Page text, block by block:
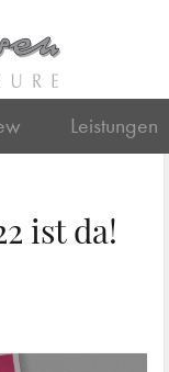
Leistungen
ist da!